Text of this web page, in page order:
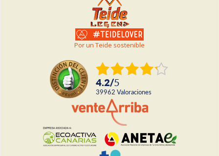
Por un Teide sostenible
4.2/5
39962 valoraciones